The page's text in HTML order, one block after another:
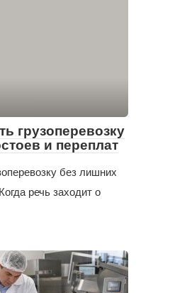
грузоперевозку
и переплат
без лишних
речь заходит о